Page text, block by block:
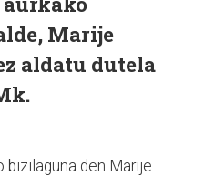
Marije
aldatu dutela
bizilaguna den Marije